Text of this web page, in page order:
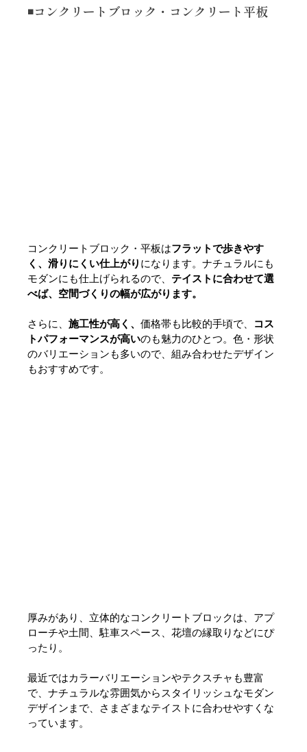
◾️コンクリートブロック・コンクリート平板
コンクリートブロック・平板はフラットで歩きやす
く、滑りにくい仕上がり になります。ナチュラルにも
モダンにも仕上げられるので、 テイストに合わせて選
べば、空間づくりの幅が広がります。
さらに、施工性が高く、価格帯も比較的手頃で、
コス
トパフォーマンスが高いのも魅力のひとつ。色・形状
のバリエーションも多いので、組み合わせたデザイン
もおすすめです。
厚みがあり、立体的なコンクリートブロックは、アプ
ローチや土間、駐車スペース、花壇の縁取りなどにぴ
ったり。
最近ではカラーバリエーションやテクスチャも豊富
で、ナチュラルな雰囲気からスタイリッシュなモダン
デザインまで、さまざまなテイストに合わせやすくな
っています。